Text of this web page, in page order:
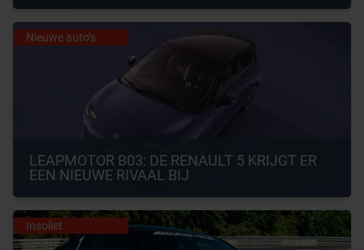
Nieuwe auto’s
LEAPMOTOR B03: DE RENAULT 5 KRIJGT ER
EEN NIEUWE RIVAAL BIJ
Insoliet